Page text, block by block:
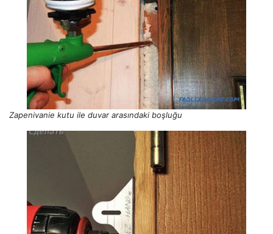
Zapenivanie kutu ile duvar arasındaki boşluğu